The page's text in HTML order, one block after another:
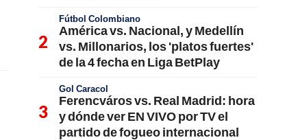
Fútbol Colombiano
América vs. Nacional, y Medellín
vs. Millonarios, los 'platos fuertes'
de la 4 fecha en Liga BetPlay
Gol Caracol
Ferencváros vs. Real Madrid: hora
y dónde ver EN VIVO por TV el
partido de fogueo internacional